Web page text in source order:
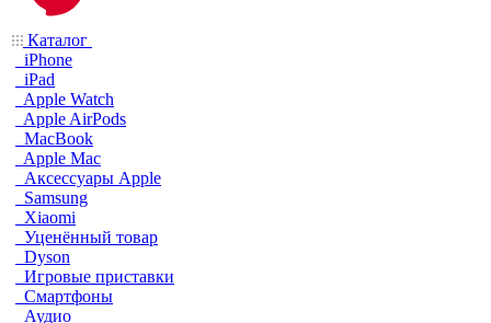
Каталог
iPhone
iPad
Apple Watch
Apple AirPods
MacBook
Apple Mac
Аксессуары Apple
Samsung
Xiaomi
Уценённый товар
Dyson
Игровые приставки
Смартфоны
Аудио